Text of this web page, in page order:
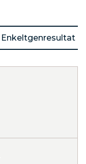
Enkeltgenresultat